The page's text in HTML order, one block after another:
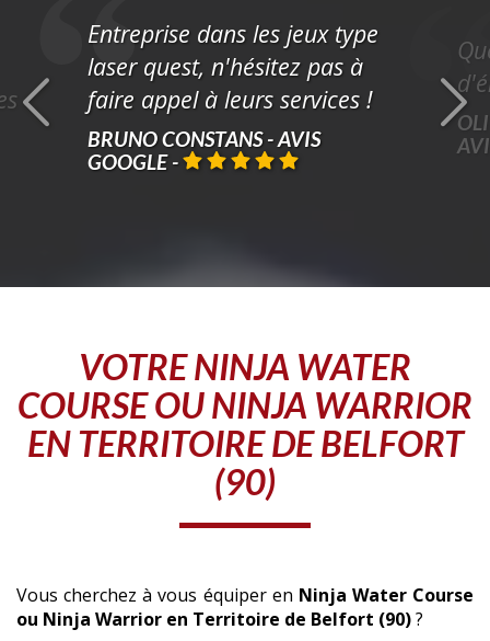
Entreprise dans les jeux type
laser quest, n'hésitez pas à
faire appel à leurs services !
BRUNO CONSTANS - AVIS
GOOGLE -
VOTRENINJA WATER
COURSE OU NINJA WARRIOR
EN TERRITOIRE DE BELFORT
(90)
Vous cherchez à vous équiper en Ninja Water Course
ou Ninja Warrior en Territoire de Belfort (90)?